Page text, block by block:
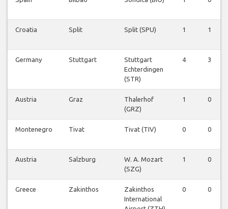
Croatia Split Split (SPU) 1 1
Germany Stuttgart
Stuttgart
Echterdingen
(STR)
4 3
Austria Graz
Thalerhof
(GRZ)
1 0
Montenegro Tivat Tivat (TIV) 0 0
Austria Salzburg
W. A. Mozart
(SZG)
1 0
Greece Zakinthos
Zakinthos
International
0 0